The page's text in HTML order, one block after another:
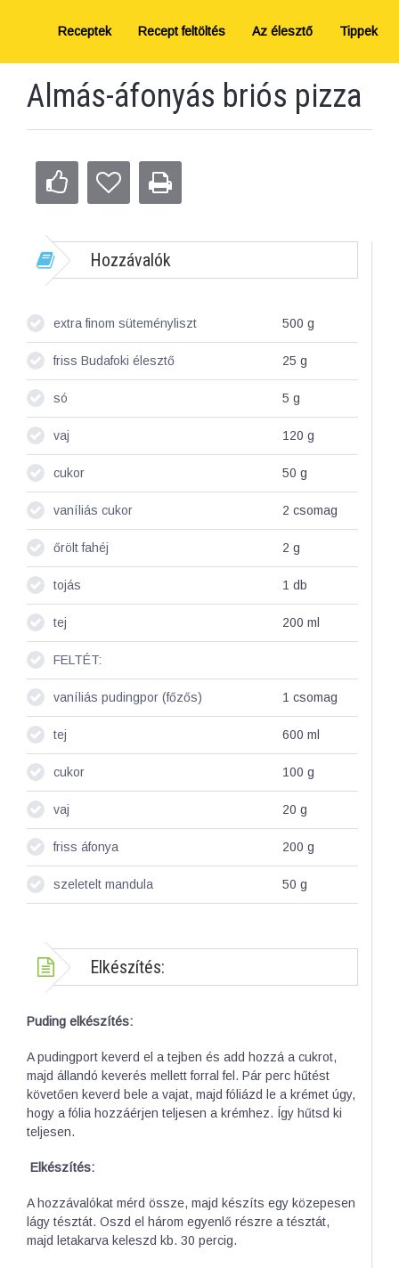
Receptek Recept feltöltés Az élesztő Tippek
Almás-áfonyás briós pizza
Hozzávalók
extra finom süteményliszt 500 g
friss Budafoki élesztő 25 g
só 5 g
vaj 120 g
cukor 50 g
vaníliás cukor 2 csomag
őrölt fahéj 2 g
tojás 1 db
tej 200 ml
FELTÉT:
vaníliás pudingpor (főzős) 1 csomag
tej 600 ml
cukor 100 g
vaj 20 g
friss áfonya 200 g
szeletelt mandula 50 g
Elkészítés:
Puding elkészítés:
A pudingport keverd el a tejben és add hozzá a cukrot,
majd állandó keverés mellett forral fel. Pár perc hűtést
követően keverd bele a vajat, majd fóliázd le a krémet úgy,
hogy a fólia hozzáérjen teljesen a krémhez. Így hűtsd ki
teljesen.
Elkészítés:
A hozzávalókat mérd össze, majd készíts egy közepesen
lágy tésztát. Oszd el három egyenlő részre a tésztát,
majd letakarva keleszd kb. 30 percig.